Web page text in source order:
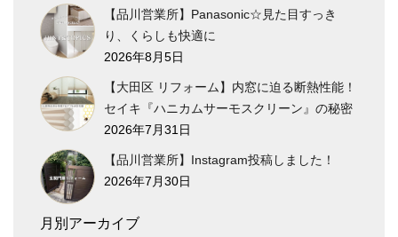
【品川営業所】Panasonic☆見た目すっき
り、くらしも快適に
2026年8月5日
【大田区 リフォーム】内窓に迫る断熱性能！
セイキ『ハニカムサーモスクリーン』の秘密
2026年7月31日
【品川営業所】Instagram投稿しました！
2026年7月30日
月別アーカイブ